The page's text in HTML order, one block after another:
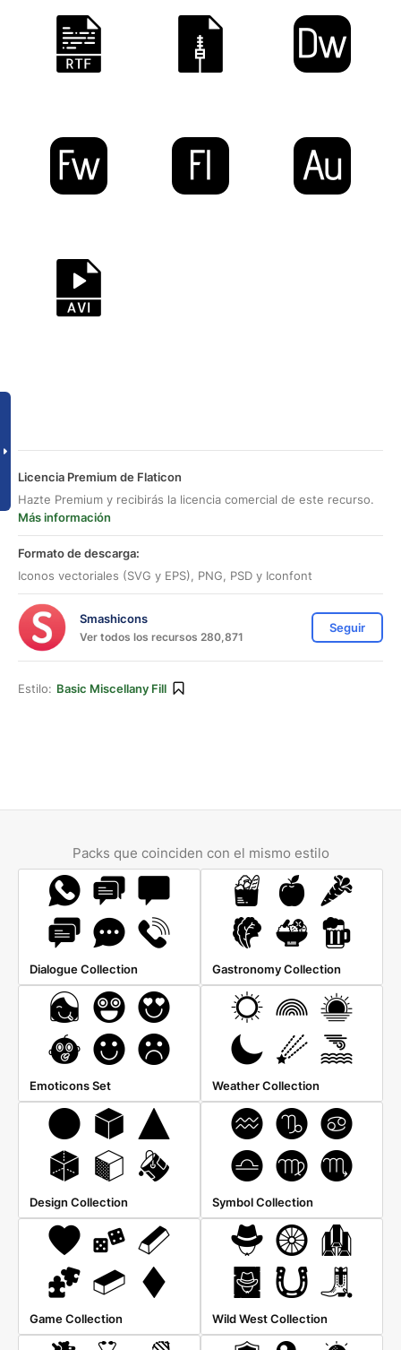
Licencia Premium de Flaticon
Hazte Premium y recibirás la licencia comercial de este recurso.
Más información
Formato de descarga:
Iconos vectoriales (SVG y EPS), PNG, PSD y Iconfont
Smashicons
Ver todos los recursos 280,871
Seguir
Estilo: Basic Miscellany Fill
Packs que coinciden con el mismo estilo
Dialogue Collection Gastronomy Collection
Emoticons Set Weather Collection
Design Collection Symbol Collection
Game Collection Wild West Collection